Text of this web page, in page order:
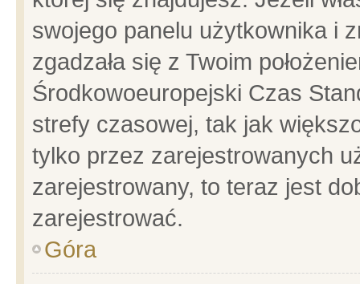
swojego panelu użytkownika i
zgadzała się z Twoim
Środkowoeuropejski Czas
strefy czasowej, tak jak
tylko przez zarejestrowanych
zarejestrowany, to teraz jest
zarejestrować.
Góra